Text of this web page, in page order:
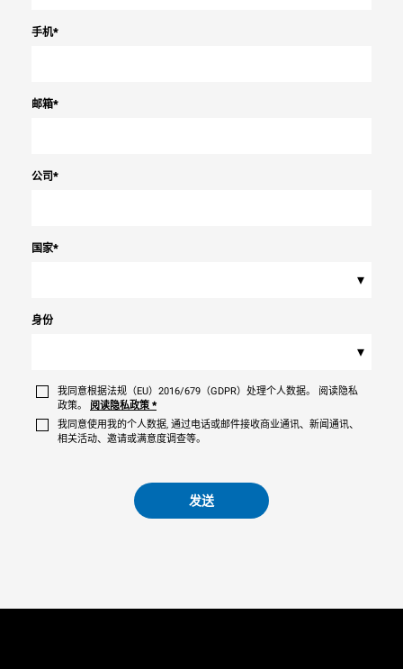
手机*
邮箱*
公司*
国家*
▾
身份
▾
我同意根据法规（EU）2016/679（GDPR）处理个人数据。 阅读隐私
政策。
阅读隐私政策 *
我同意使用我的个人数据, 通过电话或邮件接收商业通讯、新闻通讯、
相关活动、邀请或满意度调查等。
发送